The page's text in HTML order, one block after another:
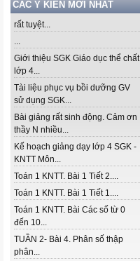
CÁC Ý KIẾN MỚI NHẤT
rất tuyệt...
...
Giới thiệu SGK Giáo dục thể chất
lớp 4...
Tài liệu phục vụ bồi dưỡng GV
sử dụng SGK...
Bài giảng rất sinh động. Cảm ơn
thầy N nhiều...
Kế hoạch giảng dạy lớp 4 SGK -
KNTT Môn...
Toán 1 KNTT. Bài 1 Tiết 2....
Toán 1 KNTT. Bài 1 Tiết 1....
Toán 1 KNTT. Bài Các số từ 0
đến 10...
TUẦN 2- Bài 4. Phân số thập
phân...